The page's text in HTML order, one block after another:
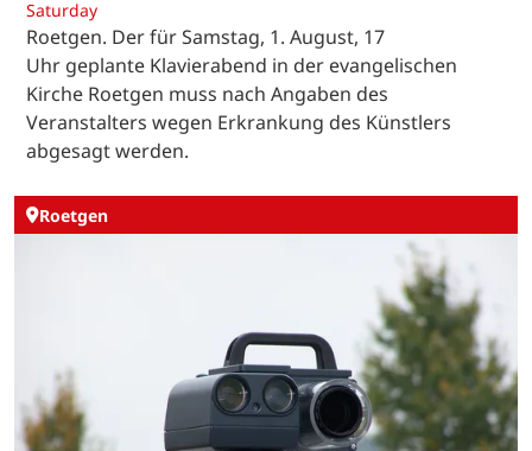
Saturday
Roetgen. Der für Samstag, 1. August, 17
Uhr geplante Klavierabend in der evangelischen
Kirche Roetgen muss nach Angaben des
Veranstalters wegen Erkrankung des Künstlers
abgesagt werden.
Roetgen